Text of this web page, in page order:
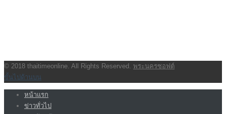
© 2018 thaitimeonline. All Rights Reserved. พระนครซอฟต์
ขั้นไปด้านบน
หน้าแรก
ข่าวทั่วไป